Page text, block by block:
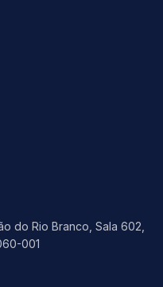
do Rio Branco, Sala 602,
001